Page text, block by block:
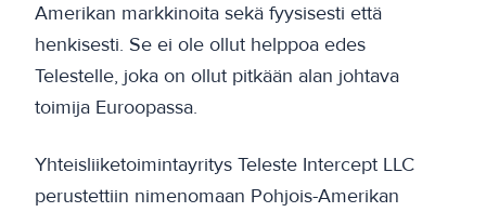
Amerikan markkinoita sekä fyysisesti että
henkisesti. Se ei ole ollut helppoa edes
Telestelle, joka on ollut pitkään alan johtava
toimija Euroopassa.
Yhteisliiketoimintayritys Teleste Intercept LLC
perustettiin nimenomaan Pohjois-Amerikan